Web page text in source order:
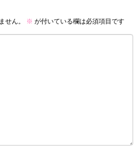
せん。 ※ が付いている欄は必須項目です